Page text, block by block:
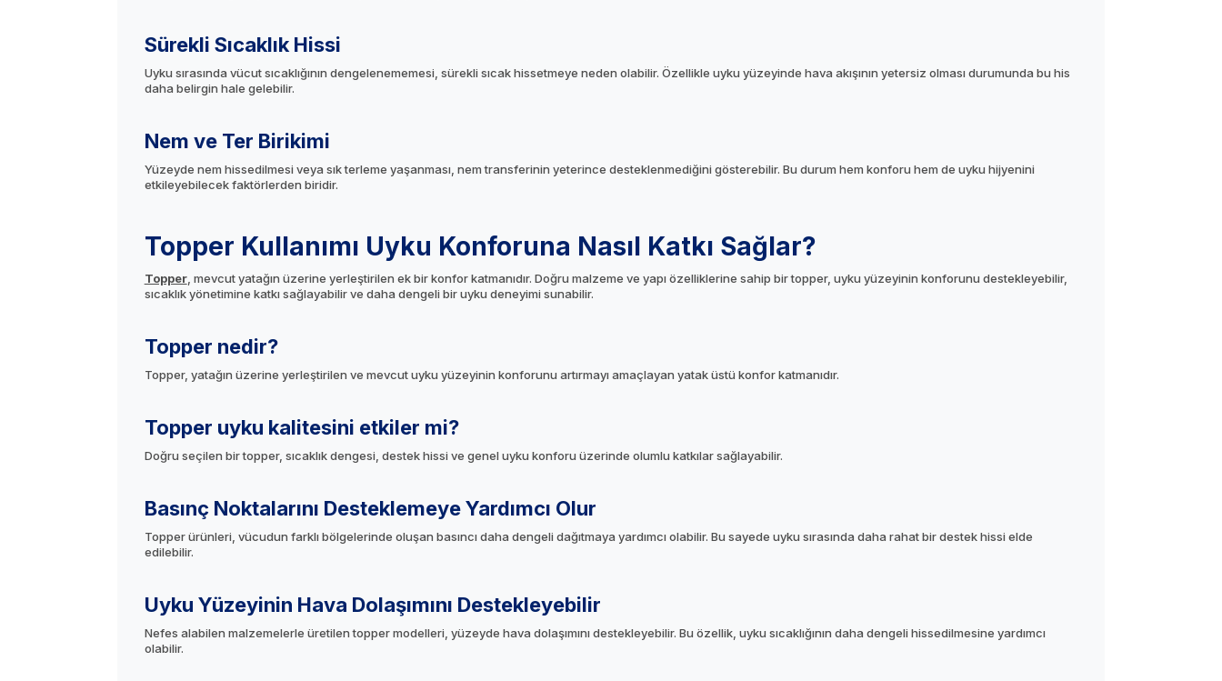
Sürekli Sıcaklık Hissi
Uyku sırasında vücut sıcaklığının dengelenememesi, sürekli sıcak hissetmeye neden olabilir. Özellikle uyku yüzeyinde hava akışının yetersiz olması durumunda bu his
daha belirgin hale gelebilir.
Nem ve Ter Birikimi
Yüzeyde nem hissedilmesi veya sık terleme yaşanması, nem transferinin yeterince desteklenmediğini gösterebilir. Bu durum hem konforu hem de uyku hijyenini
etkileyebilecek faktörlerden biridir.
Topper Kullanımı Uyku Konforuna Nasıl Katkı Sağlar?
Topper, mevcut yatağın üzerine yerleştirilen ek bir konfor katmanıdır. Doğru malzeme ve yapı özelliklerine sahip bir topper, uyku yüzeyinin konforunu destekleyebilir,
sıcaklık yönetimine katkı sağlayabilir ve daha dengeli bir uyku deneyimi sunabilir.
Topper nedir?
Topper, yatağın üzerine yerleştirilen ve mevcut uyku yüzeyinin konforunu artırmayı amaçlayan yatak üstü konfor katmanıdır.
Topper uyku kalitesini etkiler mi?
Doğru seçilen bir topper, sıcaklık dengesi, destek hissi ve genel uyku konforu üzerinde olumlu katkılar sağlayabilir.
Basınç Noktalarını Desteklemeye Yardımcı Olur
Topper ürünleri, vücudun farklı bölgelerinde oluşan basıncı daha dengeli dağıtmaya yardımcı olabilir. Bu sayede uyku sırasında daha rahat bir destek hissi elde
edilebilir.
Uyku Yüzeyinin Hava Dolaşımını Destekleyebilir
Nefes alabilen malzemelerle üretilen topper modelleri, yüzeyde hava dolaşımını destekleyebilir. Bu özellik, uyku sıcaklığının daha dengeli hissedilmesine yardımcı
olabilir.